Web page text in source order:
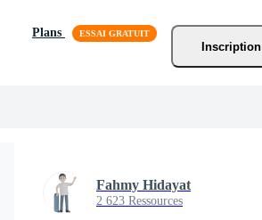
Plans
Inscription
Fahmy Hidayat
2 623 Ressources